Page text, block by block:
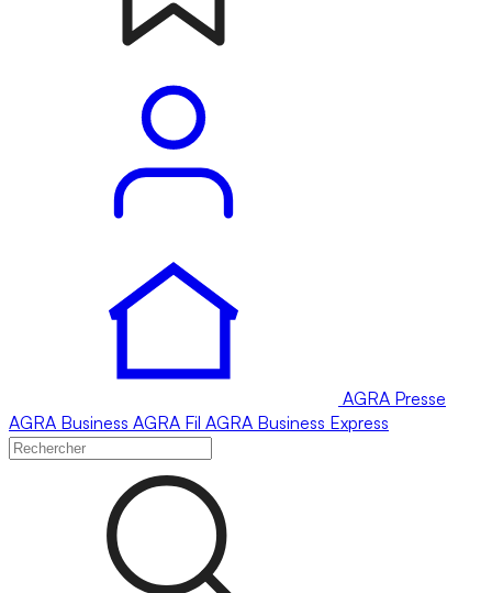
AGRA Presse
AGRA Business AGRA Fil AGRA Business Express